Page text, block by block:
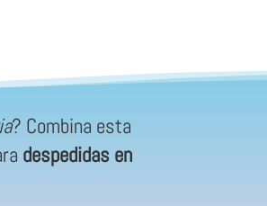
? Combina esta
despedidas en